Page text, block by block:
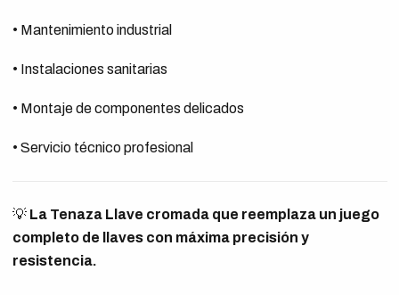
• Mantenimiento industrial
• Instalaciones sanitarias
• Montaje de componentes delicados
• Servicio técnico profesional
💡 La Tenaza Llave cromada que reemplaza un juego
completo de llaves con máxima precisión y
resistencia.